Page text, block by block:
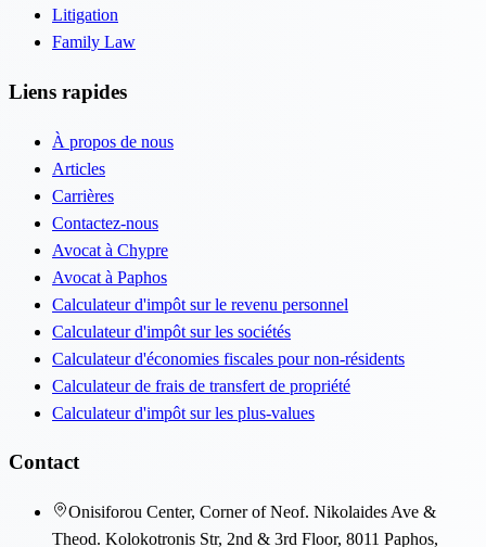
Litigation
Family Law
Liens rapides
À propos de nous
Articles
Carrières
Contactez-nous
Avocat à Chypre
Avocat à Paphos
Calculateur d'impôt sur le revenu personnel
Calculateur d'impôt sur les sociétés
Calculateur d'économies fiscales pour non-résidents
Calculateur de frais de transfert de propriété
Calculateur d'impôt sur les plus-values
Contact
Onisiforou Center, Corner of Neof. Nikolaides Ave &
Theod. Kolokotronis Str, 2nd & 3rd Floor, 8011 Paphos,